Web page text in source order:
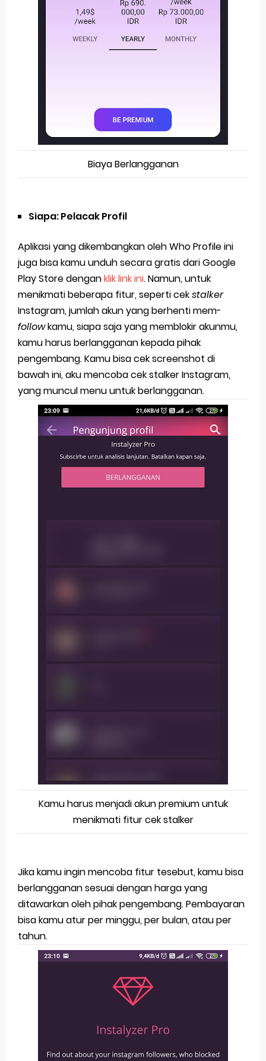
Biaya Berlangganan
Siapa: Pelacak Profil
Aplikasi yang dikembangkan oleh Who Profile ini
juga bisa kamu unduh secara gratis dari Google
Play Store denganklik link ini. Namun, untuk
menikmati beberapa fitur, seperti cekstalker
Instagram, jumlah akun yang berhenti mem-
followkamu, siapa saja yang memblokir akunmu,
kamu harus berlangganan kepada pihak
pengembang. Kamu bisa cek screenshot di
bawah ini, aku mencoba cek stalker Instagram,
yang muncul menu untuk berlangganan.
Kamu harus menjadi akun premium untuk
menikmati fitur cek stalker
Jika kamu ingin mencoba fitur tesebut, kamu bisa
berlangganan sesuai dengan harga yang
ditawarkan oleh pihak pengembang. Pembayaran
bisa kamu atur per minggu, per bulan, atau per
tahun.